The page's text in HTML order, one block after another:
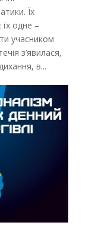
Їх
одне –
учасником
з’явилася,
в...